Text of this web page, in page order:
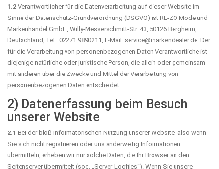
1.2 Verantwortlicher für die Datenverarbeitung auf dieser Website im
Sinne der Datenschutz-Grundverordnung (DSGVO) ist RE-ZO Mode und
Markenhandel GmbH, Willy-Messerschmitt-Str. 43, 50126 Bergheim,
Deutschland, Tel.: 02271 9890211, E-Mail: service@markendealer.de. Der
für die Verarbeitung von personenbezogenen Daten Verantwortliche ist
diejenige natürliche oder juristische Person, die allein oder gemeinsam
mit anderen über die Zwecke und Mittel der Verarbeitung von
personenbezogenen Daten entscheidet.
2) Datenerfassung beim Besuch
unserer Website
2.1 Bei der bloß informatorischen Nutzung unserer Website, also wenn
Sie sich nicht registrieren oder uns anderweitig Informationen
übermitteln, erheben wir nur solche Daten, die Ihr Browser an den
Seitenserver übermittelt (sog. „Server-Logfiles“). Wenn Sie unsere